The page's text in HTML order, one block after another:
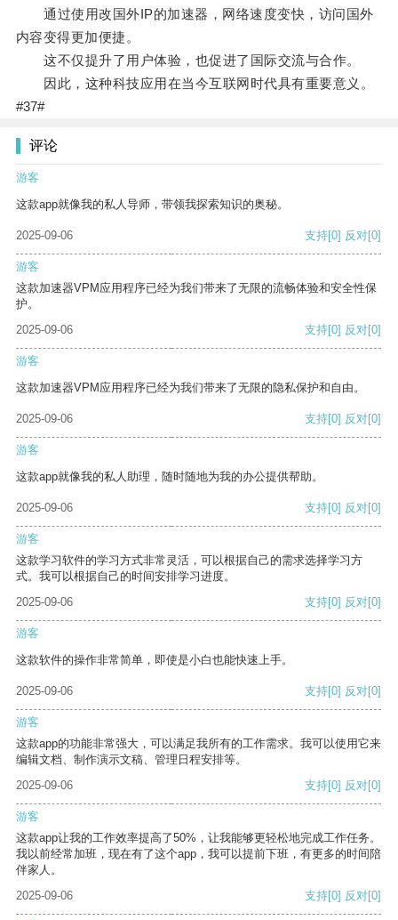
通过使用改国外IP的加速器，网络速度变快，访问国外
内容变得更加便捷。
这不仅提升了用户体验，也促进了国际交流与合作。
因此，这种科技应用在当今互联网时代具有重要意义。
#37#
评论
游客
这款app就像我的私人导师，带领我探索知识的奥秘。
2025-09-06 支持[0] 反对[0]
游客
这款加速器VPM应用程序已经为我们带来了无限的流畅体验和安全性保
护。
2025-09-06
支持[0] 反对[0]
游客
这款加速器VPM应用程序已经为我们带来了无限的隐私保护和自由。
2025-09-06 支持[0] 反对[0]
游客
这款app就像我的私人助理，随时随地为我的办公提供帮助。
2025-09-06 支持[0] 反对[0]
游客
这款学习软件的学习方式非常灵活，可以根据自己的需求选择学习方
式。我可以根据自己的时间安排学习进度。
2025-09-06
支持[0] 反对[0]
游客
这款软件的操作非常简单，即使是小白也能快速上手。
2025-09-06 支持[0] 反对[0]
游客
这款app的功能非常强大，可以满足我所有的工作需求。我可以使用它来
编辑文档、制作演示文稿、管理日程安排等。
2025-09-06
支持[0] 反对[0]
游客
这款app让我的工作效率提高了50%，让我能够更轻松地完成工作任务。
我以前经常加班，现在有了这个app，我可以提前下班，有更多的时间陪
伴家人。
2025-09-06
支持[0] 反对[0]